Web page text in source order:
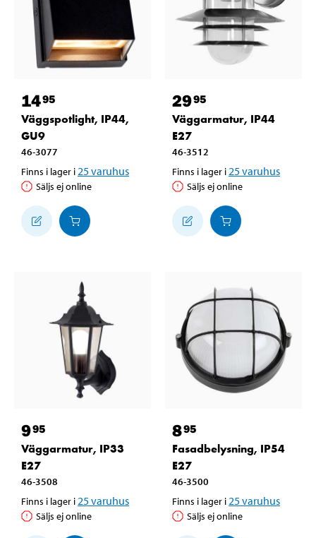
1495
Väggspotlight, IP44,
GU9
46-3077
Finns i lager i 25varuhus
Säljs ej online
2995
Väggarmatur, IP44
E27
46-3512
Finns i lager i 25varuhus
Säljs ej online
995
Väggarmatur, IP33
E27
46-3508
Finns i lager i 25varuhus
Säljs ej online
895
Fasadbelysning, IP54
E27
46-3500
Finns i lager i 25varuhus
Säljs ej online